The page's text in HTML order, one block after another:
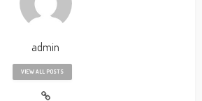
admin
VIEW ALL POSTS